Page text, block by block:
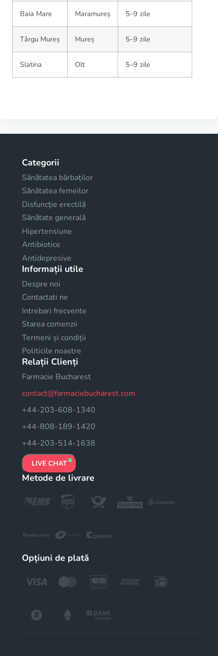
Baia Mare Maramureș 5–9 zile
Târgu Mureș Mureș 5–9 zile
Slatina Olt 5–9 zile
Categorii
Sănătatea bărbaților
Sănătatea femeilor
Disfuncţie erectilă
Sănătate generală
Hipertensiune
Antibiotice
Antidepresive
Informații utile
Despre noi
Contactati ne
Intrebari frecvente
Starea comenzii
Termeni și condiții
Politicile noastre
Relații Clienți
Farmacie Bucharest
contact@farmaciebucharest.com
+44-203-608-1340
+44-808-189-1420
+44-203-514-1638
LIVE CHAT
Metode de livrare
Opțiuni de plată